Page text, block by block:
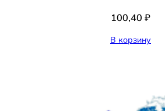
100,40 ₽
В корзину